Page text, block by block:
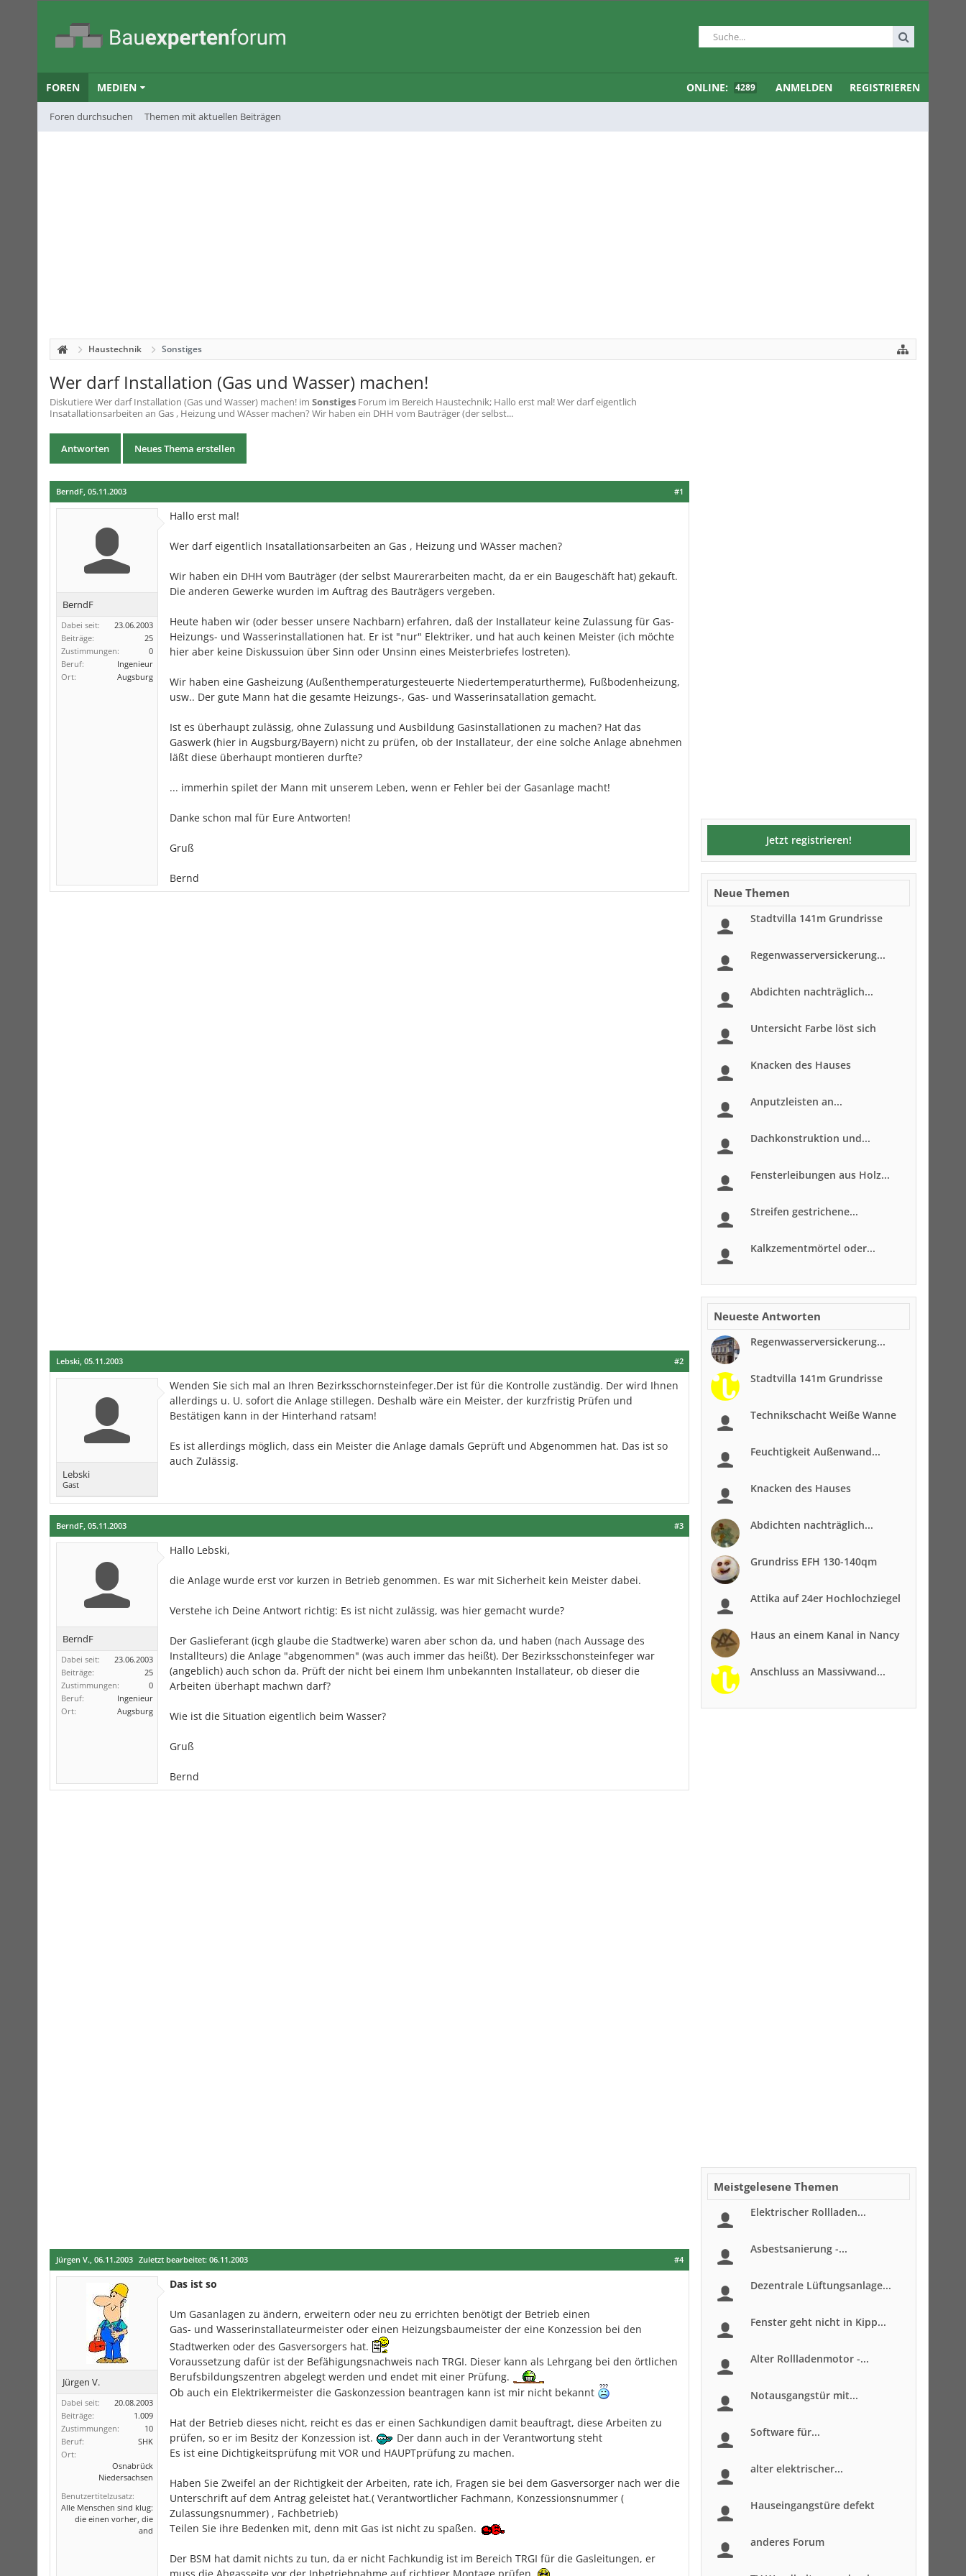
FOREN
Foren durchsuchen Themen mit aktuellen Beiträgen
MEDIEN ONLINE: 4289 ANMELDEN REGISTRIEREN
Haustechnik Sonstiges
Wer darf Installation (Gas und Wasser) machen!
DiskutiereWer darf Installation (Gas und Wasser) machen! im Sonstiges Forum im Bereich Haustechnik; Hallo erst mal! Wer darf eigentlich
Insatallationsarbeiten an Gas , Heizung und WAsser machen? Wir haben ein DHH vom Bauträger (der selbst...
Antworten Neues Thema erstellen
#1
BerndF, 05.11.2003
BerndF
Dabei seit:
23.06.2003
Beiträge:
25
Zustimmungen:
0
Beruf:
Ingenieur
Ort:
Augsburg
Hallo erst mal!
Wer darf eigentlich Insatallationsarbeiten an Gas , Heizung und WAsser machen?
Wir haben ein DHH vom Bauträger (der selbst Maurerarbeiten macht, da er ein Baugeschäft hat) gekauft.
Die anderen Gewerke wurden im Auftrag des Bauträgers vergeben.
Heute haben wir (oder besser unsere Nachbarn) erfahren, daß der Installateur keine Zulassung für Gas-
Heizungs- und Wasserinstallationen hat. Er ist "nur" Elektriker, und hat auch keinen Meister (ich möchte
hier aber keine Diskussuion über Sinn oder Unsinn eines Meisterbriefes lostreten).
Wir haben eine Gasheizung (Außenthemperaturgesteuerte Niedertemperaturtherme), Fußbodenheizung,
usw.. Der gute Mann hat die gesamte Heizungs-, Gas- und Wasserinsatallation gemacht.
Ist es überhaupt zulässig, ohne Zulassung und Ausbildung Gasinstallationen zu machen? Hat das
Gaswerk (hier in Augsburg/Bayern) nicht zu prüfen, ob der Installateur, der eine solche Anlage abnehmen
läßt diese überhaupt montieren durfte?
... immerhin spilet der Mann mit unserem Leben, wenn er Fehler bei der Gasanlage macht!
Danke schon mal für Eure Antworten!
Gruß
Bernd
#2
Lebski, 05.11.2003
Lebski
Gast
Wenden Sie sich mal an Ihren Bezirksschornsteinfeger.Der ist für die Kontrolle zuständig. Der wird Ihnen
allerdings u. U. sofort die Anlage stillegen. Deshalb wäre ein Meister, der kurzfristig Prüfen und
Bestätigen kann in der Hinterhand ratsam!
Es ist allerdings möglich, dass ein Meister die Anlage damals Geprüft und Abgenommen hat. Das ist so
auch Zulässig.
#3
BerndF, 05.11.2003
BerndF
Dabei seit:
23.06.2003
Beiträge:
25
Zustimmungen:
0
Beruf:
Ingenieur
Ort:
Augsburg
Hallo Lebski,
die Anlage wurde erst vor kurzen in Betrieb genommen. Es war mit Sicherheit kein Meister dabei.
Verstehe ich Deine Antwort richtig: Es ist nicht zulässig, was hier gemacht wurde?
Der Gaslieferant (icgh glaube die Stadtwerke) waren aber schon da, und haben (nach Aussage des
Installteurs) die Anlage "abgenommen" (was auch immer das heißt). Der Bezirksschonsteinfeger war
(angeblich) auch schon da. Prüft der nicht bei einem Ihm unbekannten Installateur, ob dieser die
Arbeiten überhapt machwn darf?
Wie ist die Situation eigentlich beim Wasser?
Gruß
Bernd
#4
Jürgen V., 06.11.2003 Zuletzt bearbeitet: 06.11.2003
Jürgen V.
Dabei seit:
20.08.2003
Beiträge:
1.009
Zustimmungen:
10
Beruf:
SHK
Ort:
Osnabrück
Niedersachsen
Benutzertitelzusatz:
Alle Menschen sind klug:
die einen vorher, die
and
Das ist so
Um Gasanlagen zu ändern, erweitern oder neu zu errichten benötigt der Betrieb einen
Gas- und Wasserinstallateurmeister oder einen Heizungsbaumeister der eine Konzession bei den
Stadtwerken oder des Gasversorgers hat.
Voraussetzung dafür ist der Befähigungsnachweis nach TRGI. Dieser kann als Lehrgang bei den örtlichen
Berufsbildungszentren abgelegt werden und endet mit einer Prüfung.
Ob auch ein Elektrikermeister die Gaskonzession beantragen kann ist mir nicht bekannt
Hat der Betrieb dieses nicht, reicht es das er einen Sachkundigen damit beauftragt, diese Arbeiten zu
prüfen, so er im Besitz der Konzession ist.
Der dann auch in der Verantwortung steht
Es ist eine Dichtigkeitsprüfung mit VOR und HAUPTprüfung zu machen.
Haben Sie Zweifel an der Richtigkeit der Arbeiten, rate ich, Fragen sie bei dem Gasversorger nach wer die
Unterschrift auf dem Antrag geleistet hat.( Verantwortlicher Fachmann, Konzessionsnummer (
Zulassungsnummer) , Fachbetrieb)
Teilen Sie ihre Bedenken mit, denn mit Gas ist nicht zu spaßen.
Der BSM hat damit nichts zu tun, da er nicht Fachkundig ist im Bereich TRGI für die Gasleitungen, er
Jetzt registrieren!
Neue Themen
Stadtvilla 141m Grundrisse
Regenwasserversickerung...
Abdichten nachträglich...
Untersicht Farbe löst sich
Knacken des Hauses
Anputzleisten an...
Dachkonstruktion und...
Fensterleibungen aus Holz...
Streifen gestrichene...
Kalkzementmörtel oder...
Neueste Antworten
Regenwasserversickerung...
Stadtvilla 141m Grundrisse
Technikschacht Weiße Wanne
Feuchtigkeit Außenwand...
Knacken des Hauses
Abdichten nachträglich...
Grundriss EFH 130-140qm
Attika auf 24er Hochlochziegel
Haus an einem Kanal in Nancy
Anschluss an Massivwand...
Meistgelesene Themen
Elektrischer Rollladen...
Asbestsanierung -...
Dezentrale Lüftungsanlage...
Fenster geht nicht in Kipp...
Alter Rollladenmotor -...
Notausgangstür mit...
Software für...
alter elektrischer...
Hauseingangstüre defekt
anderes Forum